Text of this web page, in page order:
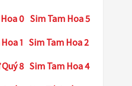
0 Sim Tam Hoa 5
1 Sim Tam Hoa 2
8 Sim Tam Hoa 4